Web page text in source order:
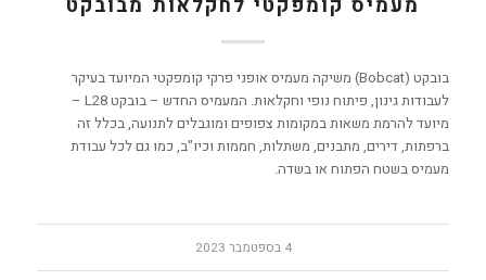
מעמיס קומפקטי לחקלאות מבובקט
בובקט (Bobcat) משיקה מעמיס אופני פרקי קומפקטי המיועד בעיקר
לעבודות גינון, פיתוח נופי וחקלאות. המעמיס החדש – בובקט L28 –
מיועד להרמת משאות במקומות צפופים ומוגבלים לתנועה, בכלל זה
ברפתות, דירים, מתבנים, משתלות, חממות וכיו"ב, כמו גם לכל עבודת
מעמיס בשטח הפתוח או בשדה.
4 בספטמבר 2023